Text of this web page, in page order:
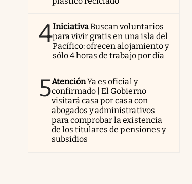
4IniciativaBuscan voluntarios
para vivir gratis en una isla del
Pacífico: ofrecen alojamiento y
sólo 4 horas de trabajo por día
5AtenciónYa es oficial y
confirmado | El Gobierno
visitará casa por casa con
abogados y administrativos
para comprobar la existencia
de los titulares de pensiones y
subsidios